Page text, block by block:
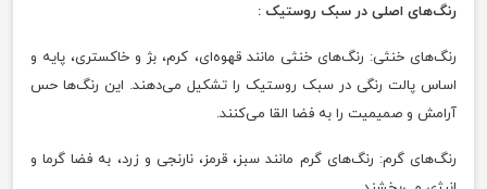
رنگ‌های اصلی در سبک روستیک :
رنگ‌های خنثی: رنگ‌های خنثی مانند قهوه‌ای، کرم، بژ و خاکستری، پایه و
اساس پالت رنگی در سبک روستیک را تشکیل می‌دهند. این رنگ‌ها حس
آرامش و صمیمیت را به فضا القا می‌کنند.
رنگ‌های گرم: رنگ‌های گرم مانند سبز، قرمز، نارنجی و زرد، به فضا گرما و